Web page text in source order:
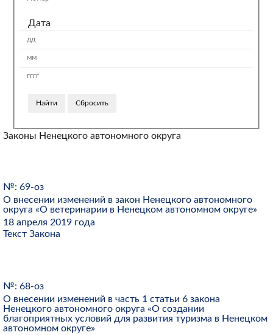
Дата
Законы Ненецкого автономного округа
№: 69-оз
О внесении изменений в закон Ненецкого автономного
округа «О ветеринарии в Ненецком автономном округе»
18 апреля 2019 года
Текст Закона
№: 68-оз
О внесении изменений в часть 1 статьи 6 закона
Ненецкого автономного округа «О создании
благоприятных условий для развития туризма в Ненецком
автономном округе»